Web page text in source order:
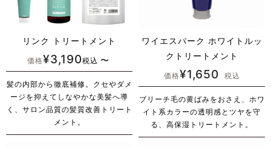
リンク トリートメント
価格¥3,190税込 〜
髪の内部から徹底補修。クセやダメ
ージを抑えてしなやかな美髪へ導
く、サロン品質の髪質改善トリート
メント。
ワイエスパーク ホワイトルッ
クトリートメント
価格¥1,650 税込
ブリーチ毛の黄ばみをおさえ、ホワ
イト系カラーの透明感とツヤを守
る、高保湿トリートメント。